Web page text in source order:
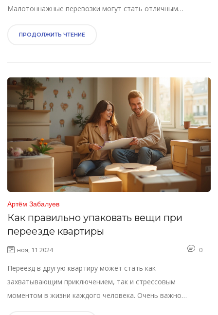
Малотоннажные перевозки могут стать отличным
В статье рассматриваются основные виды транспортных
достоинствам и подсказкам для успешного переезда.
ПРОДОЛЖИТЬ ЧТЕНИЕ
Артём Забалуев
Как правильно упаковать вещи при
переезде квартиры
ноя, 11 2024 0
Переезд в другую квартиру может стать как
захватывающим приключением, так и стрессовым
моментом в жизни каждого человека. Очень важно